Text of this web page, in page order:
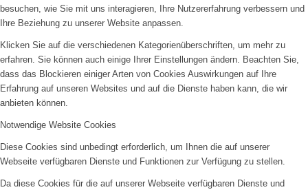
besuchen, wie Sie mit uns interagieren, Ihre Nutzererfahrung verbessern und
Ihre Beziehung zu unserer Website anpassen.
Klicken Sie auf die verschiedenen Kategorienüberschriften, um mehr zu
erfahren. Sie können auch einige Ihrer Einstellungen ändern. Beachten Sie,
dass das Blockieren einiger Arten von Cookies Auswirkungen auf Ihre
Erfahrung auf unseren Websites und auf die Dienste haben kann, die wir
anbieten können.
Notwendige Website Cookies
Diese Cookies sind unbedingt erforderlich, um Ihnen die auf unserer
Webseite verfügbaren Dienste und Funktionen zur Verfügung zu stellen.
Da diese Cookies für die auf unserer Webseite verfügbaren Dienste und